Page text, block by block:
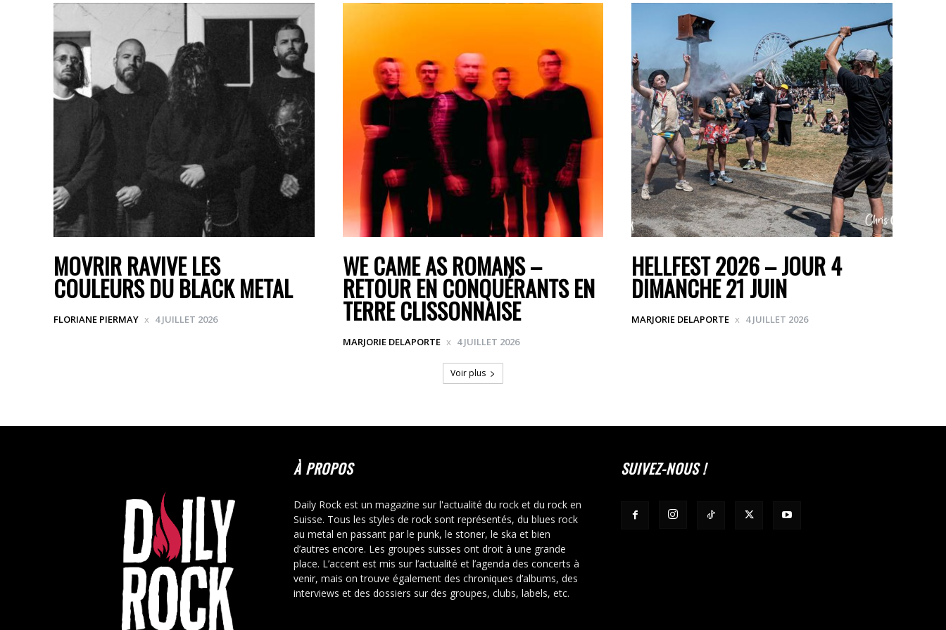
MOVRIR RAVIVE LES
COULEURS DU BLACK METAL
FLORIANE PIERMAY 4 JUILLET 2026
WE CAME AS ROMANS –
RETOUR EN CONQUÉRANTS EN
TERRE CLISSONNAISE
MARJORIE DELAPORTE 4 JUILLET 2026
HELLFEST 2026 – JOUR 4
DIMANCHE 21 JUIN
MARJORIE DELAPORTE 4 JUILLET 2026
Voir plus
À PROPOS
Daily Rock est un magazine sur l'actualité du rock et du rock en
Suisse. Tous les styles de rock sont représentés, du blues rock
au metal en passant par le punk, le stoner, le ska et bien
d’autres encore. Les groupes suisses ont droit à une grande
place. L’accent est mis sur l’actualité et l’agenda des concerts à
venir, mais on trouve également des chroniques d’albums, des
interviews et des dossiers sur des groupes, clubs, labels, etc.
SUIVEZ-NOUS !